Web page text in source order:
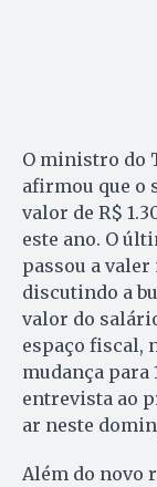
O ministro do
afirmou que o
valor de R$
este ano. O
passou a valer
discutindo a
valor do
espaço fiscal,
mudança para
entrevista ao
ar neste
Além do novo